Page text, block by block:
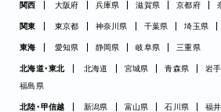
関西 大阪府 兵庫県 滋賀県 京都府
関東 東京都 神奈川県 千葉県 埼玉県
東海 愛知県 静岡県 岐阜県 三重県
北海道・東北 北海道 宮城県 青森県 岩
福島県
北陸・甲信越 新潟県 富山県 石川県 福